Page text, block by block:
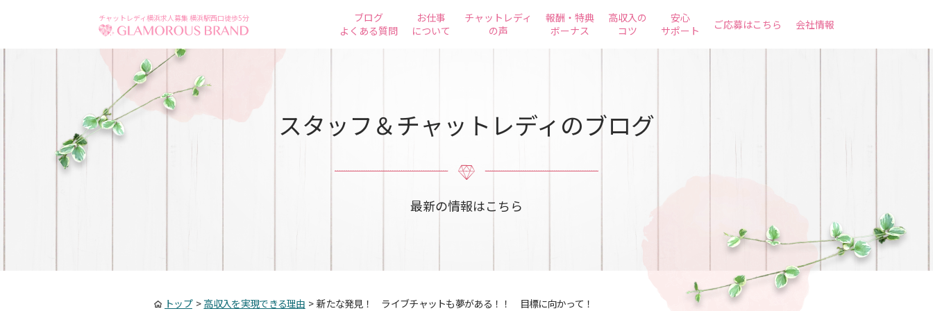
チャットレディ横浜求人募集 横浜駅西口徒歩5分
ブログ
よくある質問
お仕事
について
チャットレディ
の声
報酬・特典
ボーナス
高収入の
コツ
安心
サポート
ご応募はこちら 会社情報
スタッフ＆チャットレディのブログ
最新の情報はこちら
トップ> 高収入を実現できる理由 >新たな発見！ ライブチャットも夢がある！！ 目標に向かって！